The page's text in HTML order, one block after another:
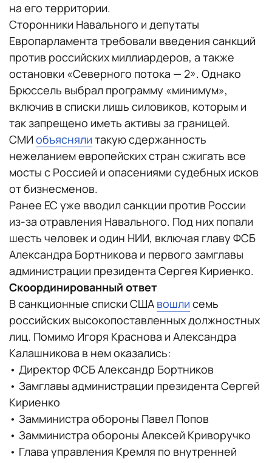
на его территории.
Сторонники Навального и депутаты
Европарламента требовали введения санкций
против российских миллиардеров, а также
остановки «Северного потока — 2». Однако
Брюссель выбрал программу «минимум»,
включив в списки лишь силовиков, которым и
так запрещено иметь активы за границей.
СМИ объясняли такую сдержанность
нежеланием европейских стран сжигать все
мосты с Россией и опасениями судебных исков
от бизнесменов.
Ранее ЕС уже вводил санкции против России
из-за отравления Навального. Под них попали
шесть человек и один НИИ, включая главу ФСБ
Александра Бортникова и первого замглавы
администрации президента Сергея Кириенко.
Скоординированный ответ
В санкционные списки США вошли семь
российских высокопоставленных должностных
лиц. Помимо Игоря Краснова и Александра
Калашникова в нем оказались:
• Директор ФСБ Александр Бортников
• Замглавы администрации президента Сергей
Кириенко
• Замминистра обороны Павел Попов
• Замминистра обороны Алексей Криворучко
• Глава управления Кремля по внутренней